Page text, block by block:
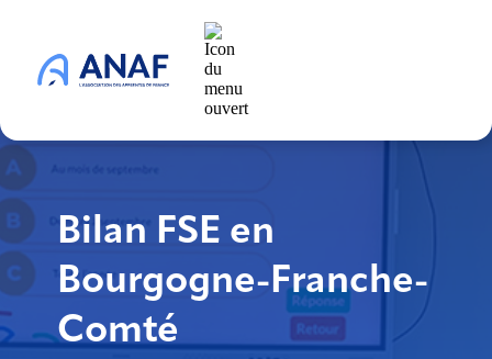
Bilan FSE en
Bourgogne-Franche-
Comté